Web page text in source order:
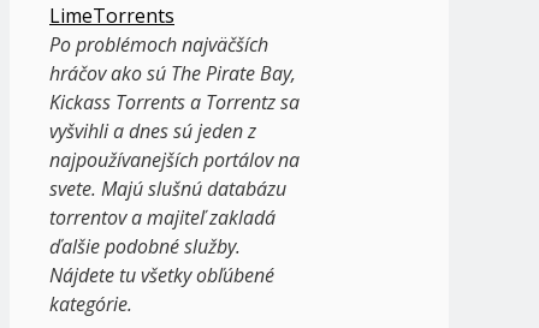
LimeTorrents
Po problémoch najväčších
hráčov ako sú The Pirate Bay,
Kickass Torrents a Torrentz sa
vyšvihli a dnes sú jeden z
najpoužívanejších portálov na
svete. Majú slušnú databázu
torrentov a majiteľ zakladá
ďalšie podobné služby.
Nájdete tu všetky obľúbené
kategórie.